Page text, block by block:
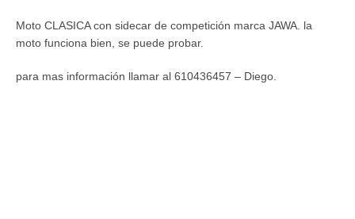
Moto CLASICA con sidecar de competición marca JAWA. la
moto funciona bien, se puede probar.
para mas información llamar al 610436457 – Diego.